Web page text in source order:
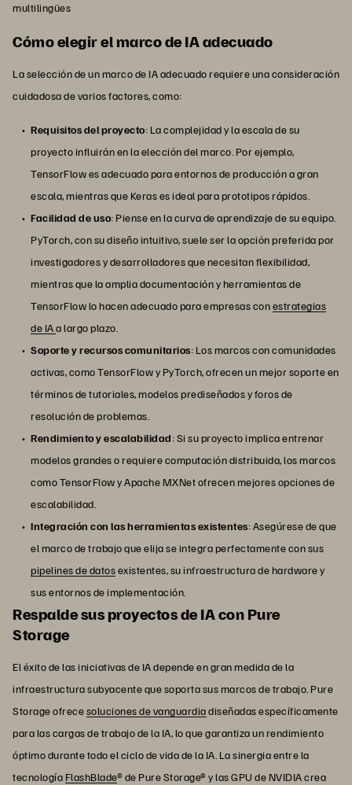
multilingües
Cómo elegir el marco de IA adecuado
La selección de un marco de IA adecuado requiere una consideración
cuidadosa de varios factores, como:
Requisitos del proyecto: La complejidad y la escala de su
proyecto influirán en la elección del marco. Por ejemplo,
TensorFlow es adecuado para entornos de producción a gran
escala, mientras que Keras es ideal para prototipos rápidos.
Facilidad de uso: Piense en la curva de aprendizaje de su equipo.
PyTorch, con su diseño intuitivo, suele ser la opción preferida por
investigadores y desarrolladores que necesitan flexibilidad,
mientras que la amplia documentación y herramientas de
TensorFlow lo hacen adecuado para empresas conestrategias
de IAa largo plazo.
Soporte y recursos comunitarios: Los marcos con comunidades
activas, como TensorFlow y PyTorch, ofrecen un mejor soporte en
términos de tutoriales, modelos prediseñados y foros de
resolución de problemas.
Rendimiento y escalabilidad: Si su proyecto implica entrenar
modelos grandes o requiere computación distribuida, los marcos
como TensorFlow y Apache MXNet ofrecen mejores opciones de
escalabilidad.
Integración con las herramientas existentes: Asegúrese de que
el marco de trabajo que elija se integra perfectamente con sus
pipelines de datosexistentes, su infraestructura de hardware y
sus entornos de implementación.
Respalde sus proyectos de IA con Pure
Storage
El éxito de las iniciativas de IA depende en gran medida de la
infraestructura subyacente que soporta sus marcos de trabajo. Pure
Storage ofrecesoluciones de vanguardiadiseñadas específicamente
para las cargas de trabajo de la IA, lo que garantiza un rendimiento
óptimo durante todo el ciclo de vida de la IA. La sinergia entre la
tecnologíaFlashBlade® de Pure Storage® y las GPU de NVIDIA crea